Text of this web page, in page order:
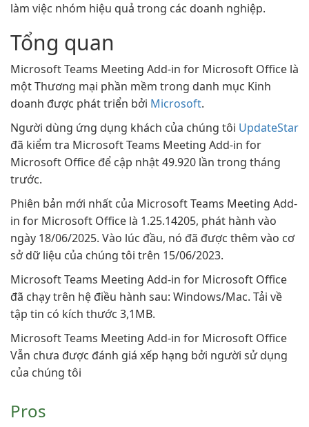
làm việc nhóm hiệu quả trong các doanh nghiệp.
Tổng quan
Microsoft Teams Meeting Add-in for Microsoft Office là
một Thương mại phần mềm trong danh mục Kinh
doanh được phát triển bởi Microsoft.
Người dùng ứng dụng khách của chúng tôi UpdateStar
đã kiểm tra Microsoft Teams Meeting Add-in for
Microsoft Office để cập nhật 49.920 lần trong tháng
trước.
Phiên bản mới nhất của Microsoft Teams Meeting Add-
in for Microsoft Office là 1.25.14205, phát hành vào
ngày 18/06/2025. Vào lúc đầu, nó đã được thêm vào cơ
sở dữ liệu của chúng tôi trên 15/06/2023.
Microsoft Teams Meeting Add-in for Microsoft Office
đã chạy trên hệ điều hành sau: Windows/Mac. Tải về
tập tin có kích thước 3,1MB.
Microsoft Teams Meeting Add-in for Microsoft Office
Vẫn chưa được đánh giá xếp hạng bởi người sử dụng
của chúng tôi
Pros